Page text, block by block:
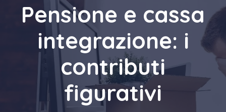
Pensione e cassa
integrazione: i
contributi
figurativi